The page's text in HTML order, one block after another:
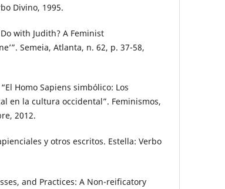
Divino, 1995.
with Judith? A Feminist
Semeia, Atlanta, n. 62, p. 37-58,
Homo Sapiens simbólico: Los
en la cultura occidental”. Feminismos,
2012.
y otros escritos. Estella: Verbo
and Practices: A Non-reificatory